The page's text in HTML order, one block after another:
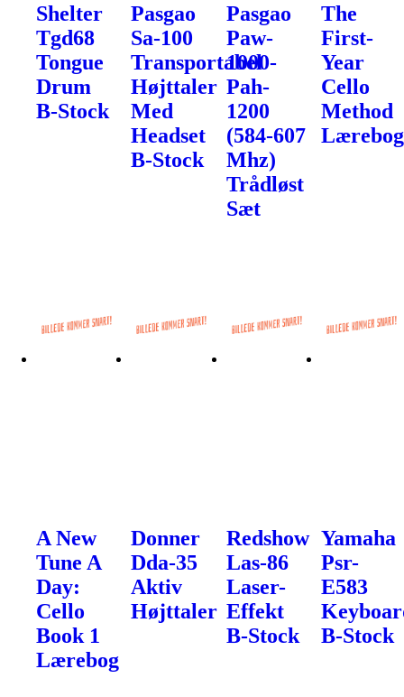
Shelter
Tgd68
Tongue
Drum
B-Stock
Pasgao
Sa-100
Transportabel
Højttaler
Med
Headset
B-Stock
Pasgao
Paw-
1000-
Pah-
1200
(584-607
Mhz)
Trådløst
Sæt
The
First-
Year
Cello
Method
Lærebog
A New
Tune A
Day:
Cello
Book 1
Lærebog
Donner
Dda-35
Aktiv
Højttaler
Redshow
Las-86
Laser-
Effekt
B-Stock
Yamaha
Psr-
E583
B-Stock